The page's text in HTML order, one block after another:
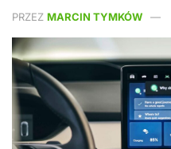
PRZEZ MARCIN TYMKÓW